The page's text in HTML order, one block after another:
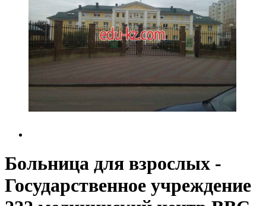
Больница для взрослых -
Государственное учреждение